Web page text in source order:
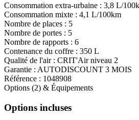
Consommation extra-urbaine : 3,8 L/
Consommation mixte : 4,1 L/100km
Nombre de places : 5
Nombre de portes : 5
Nombre de rapports : 6
Contenance du coffre : 350 L
Qualité de l'air : CRIT'Air niveau 2
Garantie : AUTODISCOUNT 3 MOIS
Référence : 1048908
Options (2) & Équipements
Options incluses